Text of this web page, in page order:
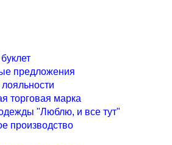
предложения
торговая марка
"Люблю, и все тут"
производство